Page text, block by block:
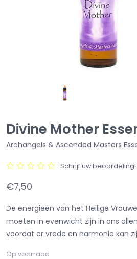
Divine Mother
Archangels & Ascended Masters
Schrijf uw beoordeling!
€7,50
De energieën van het Heilige
moeten in evenwicht zijn in ons
voordat er vrede en harmonie kan
Op voorraad